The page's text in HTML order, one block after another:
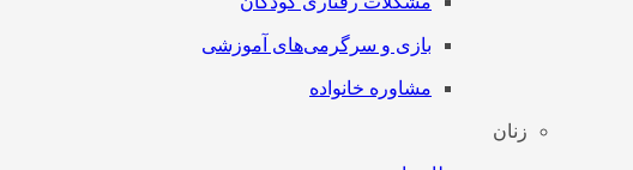
بازی و سرگرمی‌های آموزشی
مشاوره خانواده
زنان